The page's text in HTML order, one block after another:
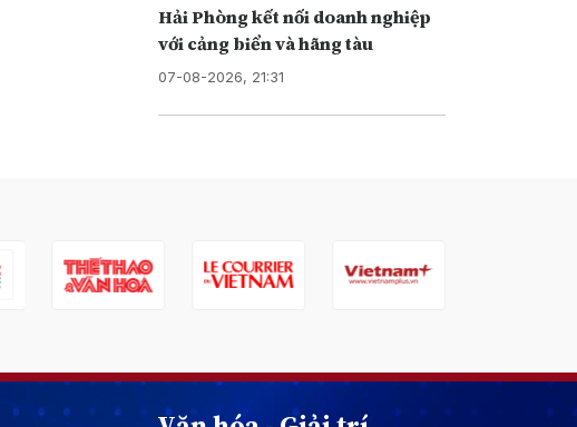
Hải Phòng kết nối doanh nghiệp
với cảng biển và hãng tàu
07-08-2026, 21:31